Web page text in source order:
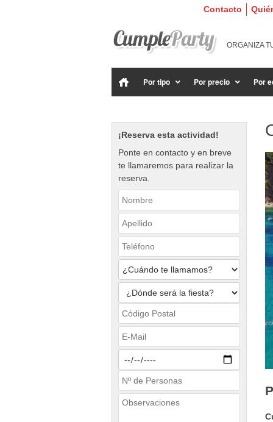
Contacto
ORGANIZA
Por tipo Por precio Por
¡Reserva esta actividad!
Ponte en contacto y en breve
te llamaremos para realizar la
reserva.